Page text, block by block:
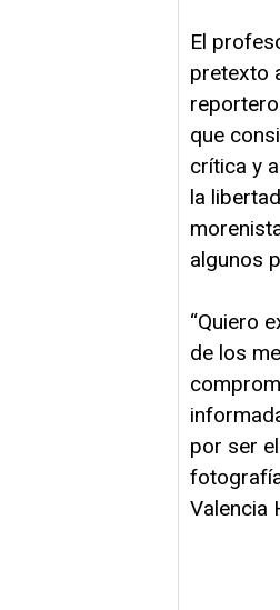
El
pretexto
que
crítica y
la
algunos
“Quiero
de los
por ser
Valencia